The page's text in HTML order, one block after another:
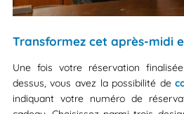
Transformez cet après-midi
Une fois votre réservation
dessus, vous avez la possibilité de
indiquant votre numéro de